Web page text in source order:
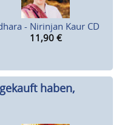
- Nirinjan Kaur CD
11,90 €
haben,